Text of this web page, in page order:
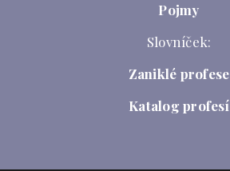
Pojmy
Slovníček:
Zaniklé profese
Katalog profesí